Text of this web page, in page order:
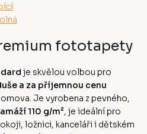
fototapety
je skvělou volbou pro
a za příjemnou cenu
Je vyrobena z pevného,
110 g/m², je ideální pro
ložnici, kanceláři i dětském